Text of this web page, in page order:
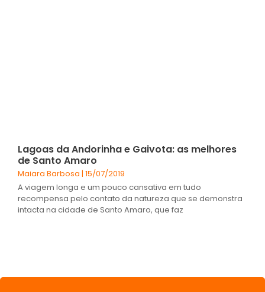
Lagoas da Andorinha e Gaivota: as melhores
de Santo Amaro
Maiara Barbosa 15/07/2019
A viagem longa e um pouco cansativa em tudo
recompensa pelo contato da natureza que se demonstra
intacta na cidade de Santo Amaro, que faz